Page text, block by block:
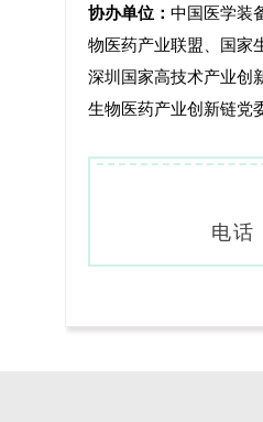
协办单位： 中国医学装
物医药产业联盟、国家
深圳国家高技术产业创
生物医药产业创新链党
电话